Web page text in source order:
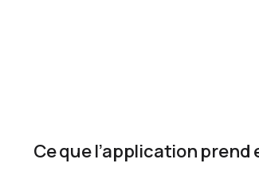
Ce que l’application prend